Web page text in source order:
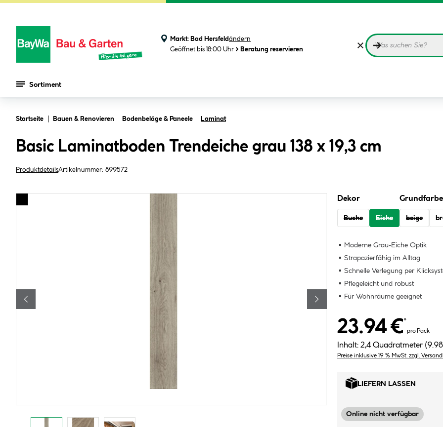
Markt: Bad Hersfeldändern
Geöffnet bis 18:00 Uhr
Beratung reservieren
Sortiment
Startseite Bauen & Renovieren Bodenbeläge & Paneele Laminat
Basic Laminatboden Trendeiche grau 138 x 19,3 cm
ProduktdetailsArtikelnummer: 899572
Dekor
Buche Eiche
Grundfarbe
beige
Moderne Grau-Eiche Optik
Strapazierfähig im Alltag
Schnelle Verlegung per
Pflegeleicht und robust
Für Wohnräume geeignet
23.94 €*
pro Pack
Inhalt: 2,4 Quadratmeter
Preise inklusive 19 % MwSt. zzgl.
LIEFERN LASSEN
Online nicht verfügbar